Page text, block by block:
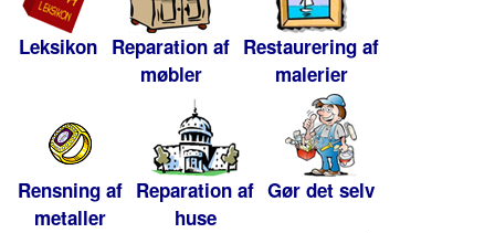
Leksikon Reparation af
møbler
Restaurering af
malerier
Rensning af
metaller
Reparation af
huse
Gør det selv